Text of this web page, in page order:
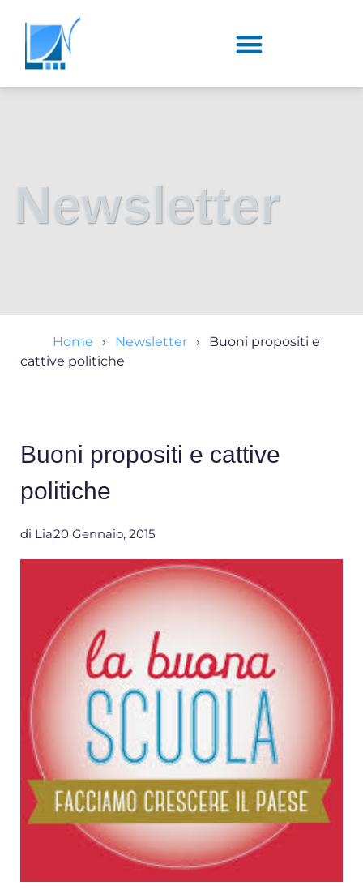
Newsletter
Home Newsletter
Buoni propositi e
cattive politiche
Buoni propositi e cattive
politiche
di Lia20 Gennaio, 2015